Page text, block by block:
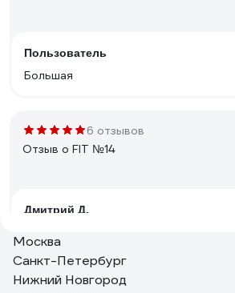
Пользователь
Большая
6 отзывов
Отзыв о FIT №14
Дмитрий Д.
7 отзывов
Москва
Санкт-Петербург
Нижний Новгород